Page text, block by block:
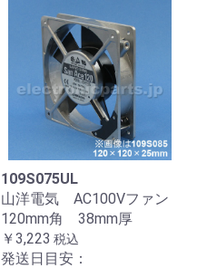
109S075UL
山洋電気 AC100Vファン
120mm角 38mm厚
￥3,223 税込
発送日目安：